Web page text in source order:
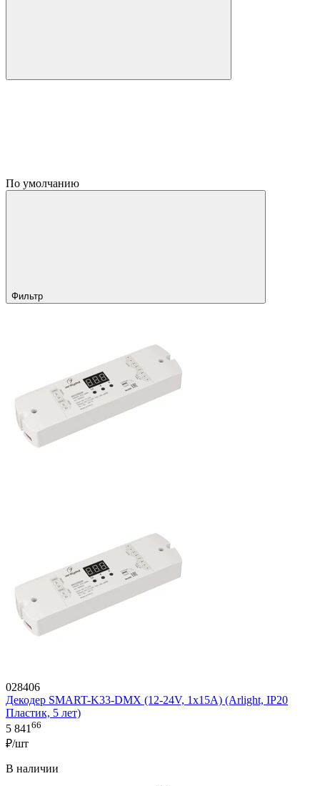
По умолчанию
Фильтр
028406
Декодер SMART-K33-DMX (12-24V, 1x15A) (Arlight, IP20
Пластик, 5 лет)
5 841 66
₽/шт
В наличии